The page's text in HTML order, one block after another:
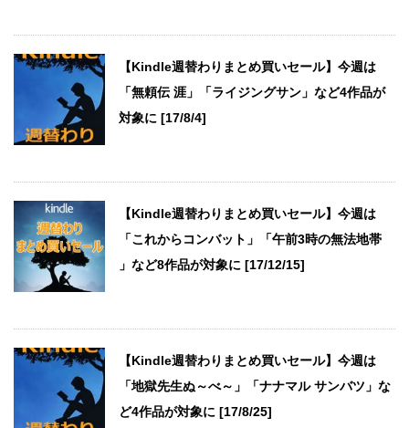
【Kindle週替わりまとめ買いセール】今週は
「無頼伝 涯」「ライジングサン」など4作品が
対象に [17/8/4]
【Kindle週替わりまとめ買いセール】今週は
「これからコンバット」「午前3時の無法地帯
」など8作品が対象に [17/12/15]
【Kindle週替わりまとめ買いセール】今週は
「地獄先生ぬ～べ～」「ナナマル サンバツ」な
ど4作品が対象に [17/8/25]